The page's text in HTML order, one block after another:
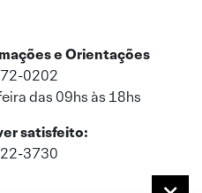
e Orientações
0202
das 09hs às 18hs
satisfeito:
3730